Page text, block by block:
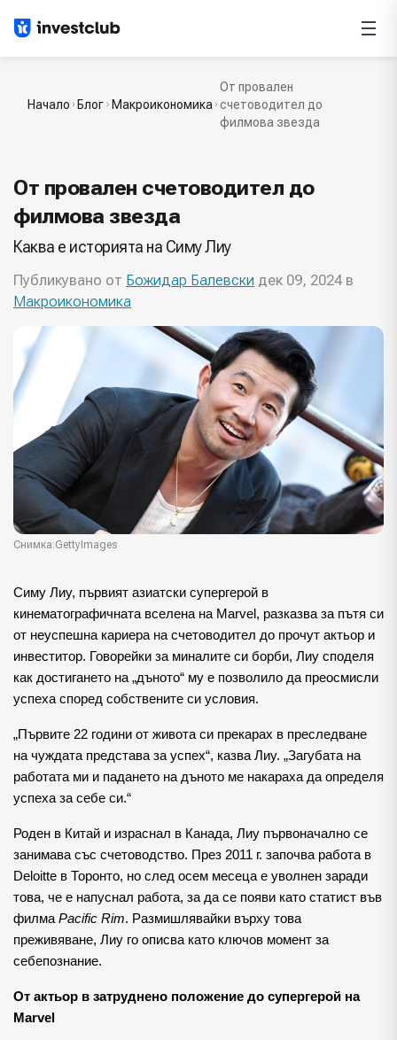
Начало Блог Макроикономика
От провален
счетоводител до
филмова звезда
От провален счетоводител до
филмова звезда
Каква е историята на Симу Лиу
Публикувано от Божидар Балевски дек 09, 2024 в
Макроикономика
Снимка:GettyImages
Симу Лиу, първият азиатски супергерой в
кинематографичната вселена на Marvel, разказва за пътя си
от неуспешна кариера на счетоводител до прочут актьор и
инвеститор. Говорейки за миналите си борби, Лиу споделя
как достигането на „дъното“ му е позволило да преосмисли
успеха според собствените си условия.
„Първите 22 години от живота си прекарах в преследване
на чуждата представа за успех“, казва Лиу. „Загубата на
работата ми и падането на дъното ме накараха да определя
успеха за себе си.“
Роден в Китай и израснал в Канада, Лиу първоначално се
занимава със счетоводство. През 2011 г. започва работа в
Deloitte в Торонто, но след осем месеца е уволнен заради
това, че е напуснал работа, за да се появи като статист във
филма Pacific Rim. Размишлявайки върху това
преживяване, Лиу го описва като ключов момент за
себепознание.
От актьор в затруднено положение до супергерой на
Marvel